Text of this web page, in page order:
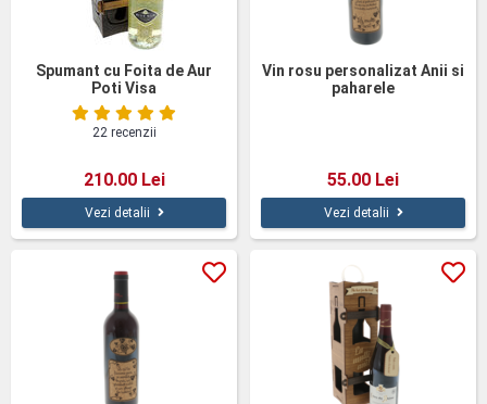
Spumant cu Foita de Aur
Poti Visa
22 recenzii
210.00 Lei
Vezi detalii
Vin rosu personalizat Anii si
paharele
55.00 Lei
Vezi detalii